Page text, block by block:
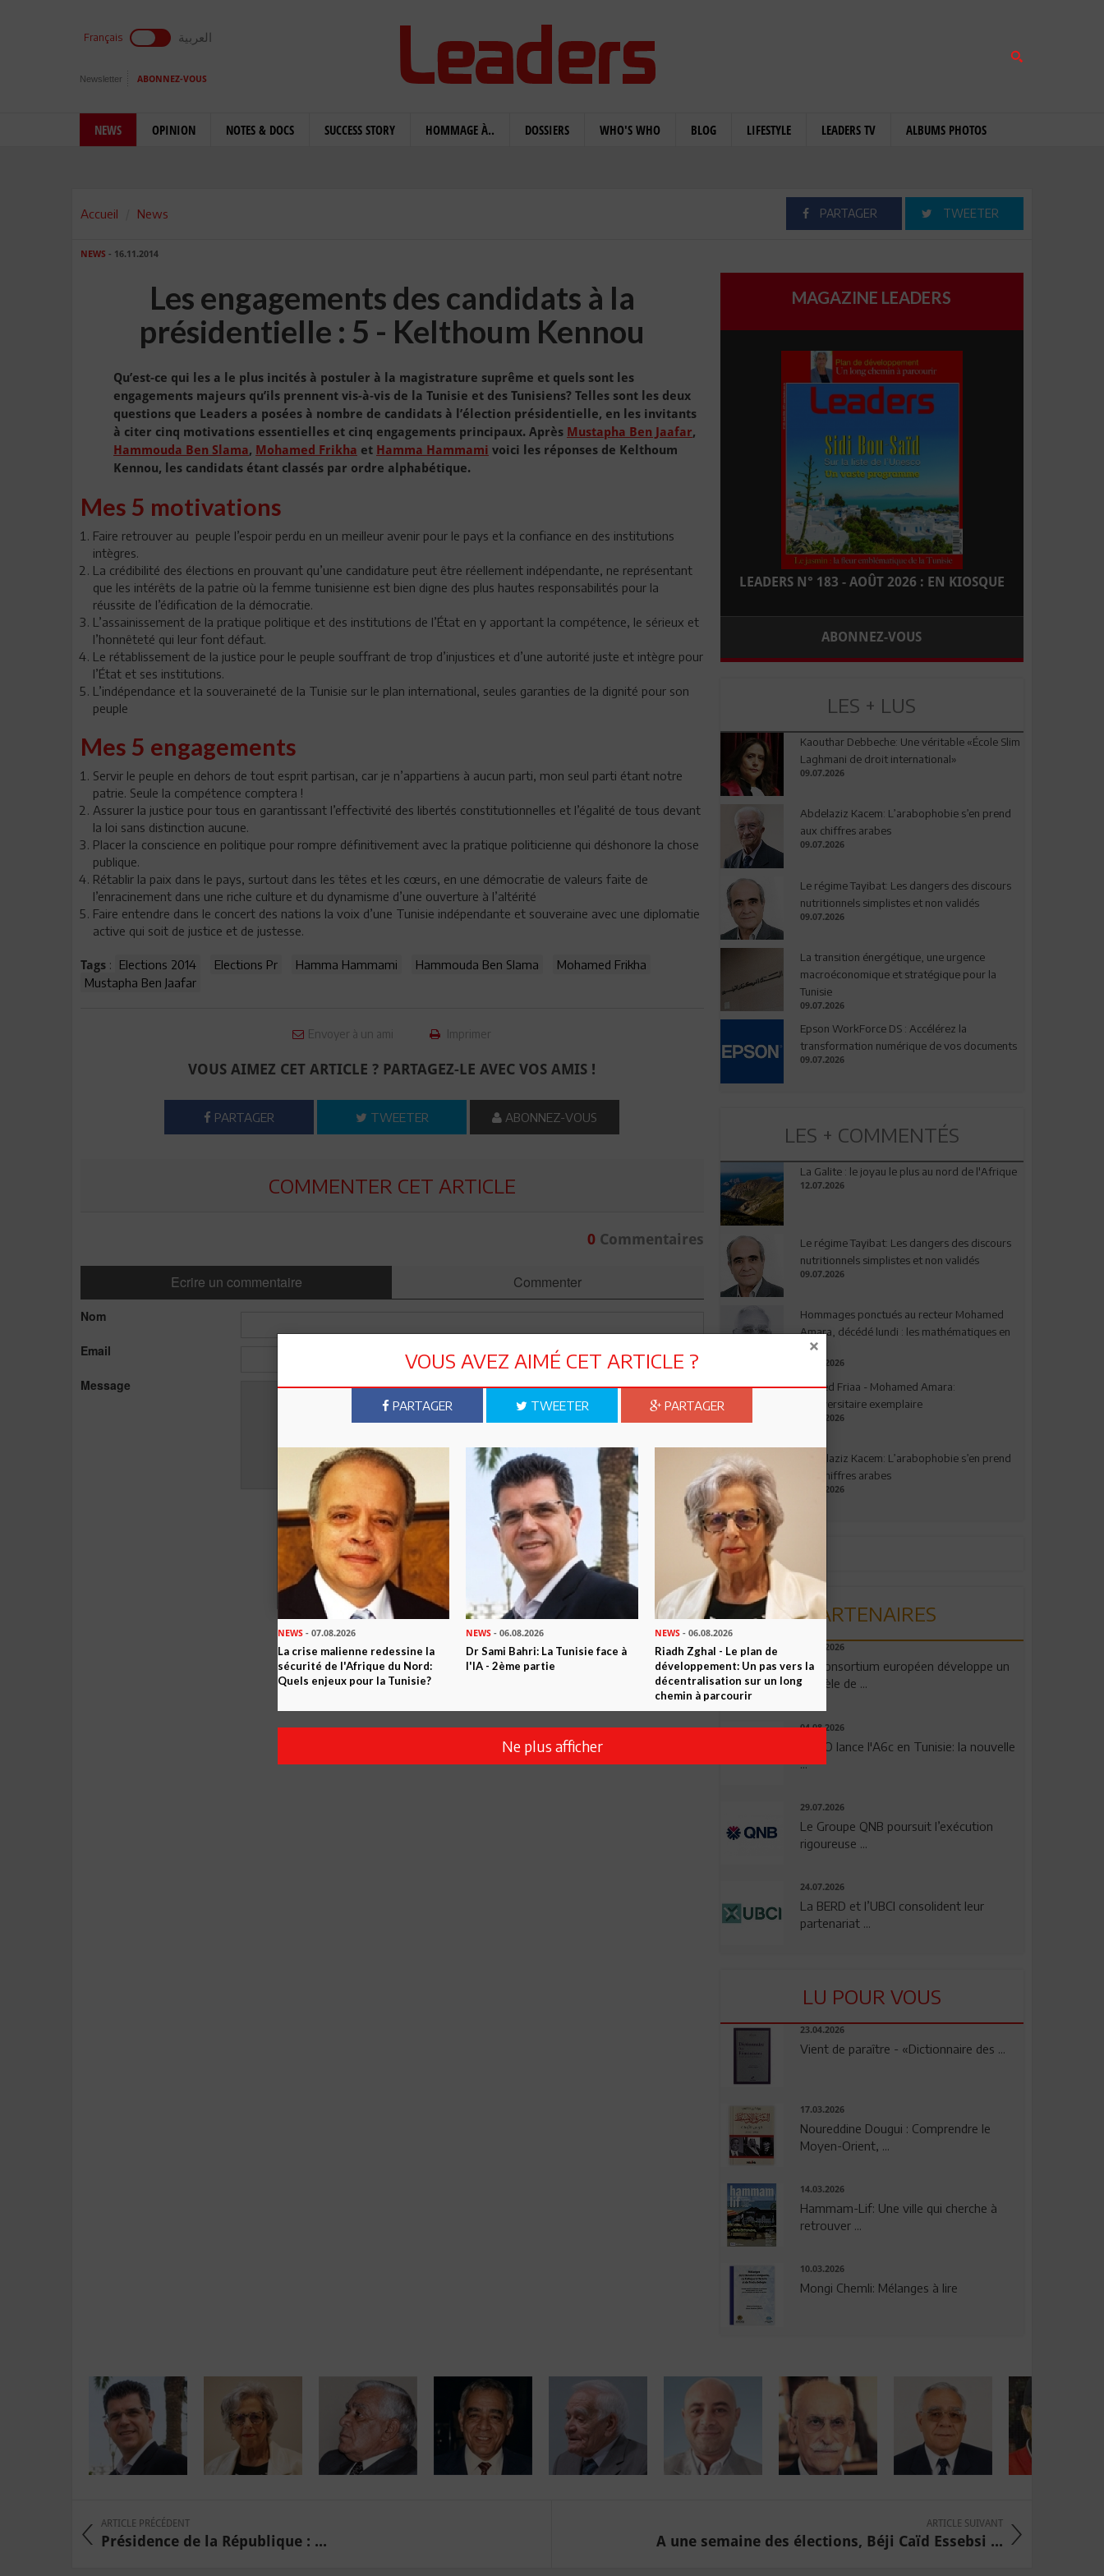
Français العربية
Newsletter ABONNEZ-VOUS
NEWS OPINION NOTES & DOCS SUCCESS STORY HOMMAGE À.. DOSSIERS WHO'S WHO BLOG LIFESTYLE LEADERS TV ALBUMS PHOTOS
Accueil News PARTAGER TWEETER
NEWS - 16.11.2014
Les engagements des candidats à la
présidentielle : 5 - Kelthoum Kennou
Qu’est-ce qui les a le plus incités à postuler à la magistrature suprême et quels sont les
engagements majeurs qu’ils prennent vis-à-vis de la Tunisie et des Tunisiens? Telles sont les deux
questions que Leaders a posées à nombre de candidats à l’élection présidentielle, en les invitants
à citer cinq motivations essentielles et cinq engagements principaux. Après Mustapha Ben Jaafar,
Hammouda Ben Slama, Mohamed Frikha et Hamma Hammami voici les réponses de Kelthoum
Kennou, les candidats étant classés par ordre alphabétique.
Mes 5 motivations
Faire retrouver au peuple l’espoir perdu en un meilleur avenir pour le pays et la confiance en des institutions
intègres.
La crédibilité des élections en prouvant qu’une candidature peut être réellement indépendante, ne représentant
que les intérêts de la patrie où la femme tunisienne est bien digne des plus hautes responsabilités pour la
réussite de l’édification de la démocratie.
L’assainissement de la pratique politique et des institutions de l’État en y apportant la compétence, le sérieux et
l’honnêteté qui leur font défaut.
Le rétablissement de la justice pour le peuple souffrant de trop d’injustices et d’une autorité juste et intègre pour
l’État et ses institutions.
L’indépendance et la souveraineté de la Tunisie sur le plan international, seules garanties de la dignité pour son
peuple
Mes 5 engagements
Servir le peuple en dehors de tout esprit partisan, car je n’appartiens à aucun parti, mon seul parti étant notre
patrie. Seule la compétence comptera !
Assurer la justice pour tous en garantissant l’effectivité des libertés constitutionnelles et l’égalité de tous devant
la loi sans distinction aucune.
Placer la conscience en politique pour rompre définitivement avec la pratique politicienne qui déshonore la chose
publique.
Rétablir la paix dans le pays, surtout dans les têtes et les cœurs, en une démocratie de valeurs faite de
l’enracinement dans une riche culture et du dynamisme d’une ouverture à l’altérité
Faire entendre dans le concert des nations la voix d’une Tunisie indépendante et souveraine avec une diplomatie
active qui soit de justice et de justesse.
Tags : Elections 2014 Elections Pr Hamma Hammami Hammouda Ben Slama
Mohamed Frikha
Mustapha Ben Jaafar
Envoyer à un ami Imprimer
VOUS AIMEZ CET ARTICLE ? PARTAGEZ-LE AVEC VOS AMIS !
PARTAGER TWEETER ABONNEZ-VOUS
COMMENTER CET ARTICLE
0Commentaires
Ecrire un commentaire Commenter
Nom
Email
Message
Envoyer
MAGAZINE LEADERS
LEADERS N° 183 - AOÛT 2026 : EN KIOSQUE
ABONNEZ-VOUS
LES + LUS
Kaouthar Debbeche: Une véritable «École Slim
Laghmani de droit international»
09.07.2026
Abdelaziz Kacem: L’arabophobie s’en prend
aux chiffres arabes
09.07.2026
Le régime Tayibat: Les dangers des discours
nutritionnels simplistes et non validés
09.07.2026
La transition énergétique, une urgence
macroéconomique et stratégique pour la
Tunisie
09.07.2026
Epson WorkForce DS : Accélérez la
transformation numérique de vos documents
09.07.2026
LES + COMMENTÉS
La Galite : le joyau le plus au nord de l'Afrique
12.07.2026
Le régime Tayibat: Les dangers des discours
nutritionnels simplistes et non validés
09.07.2026
Hommages ponctués au recteur Mohamed
Amara, décédé lundi : les mathématiques en
deuil
03.08.2026
Ahmed Friaa - Mohamed Amara:
l’Universitaire exemplaire
04.08.2026
Abdelaziz Kacem: L’arabophobie s’en prend
aux chiffres arabes
09.07.2026
PARTENAIRES
06.08.2026
Un consortium européen développe un
modèle de ...
04.08.2026
OPPO lance l'A6c en Tunisie: la nouvelle
...
29.07.2026
Le Groupe QNB poursuit l’exécution
rigoureuse ...
24.07.2026
La BERD et l’UBCI consolident leur
partenariat ...
LU POUR VOUS
23.04.2026
Vient de paraître - «Dictionnaire des ...
17.03.2026
Noureddine Dougui : Comprendre le
Moyen-Orient, ...
14.03.2026
Hammam-Lif: Une ville qui cherche à
retrouver ...
10.03.2026
Mongi Chemli: Mélanges à lire
ARTICLE PRÉCÉDENT
Présidence de la République : ...
ARTICLE SUIVANT
A une semaine des élections, Béji Caïd Essebsi ...
VOUS AVEZ AIMÉ CET ARTICLE ?
PARTAGER TWEETER PARTAGER
NEWS - 07.08.2026
La crise malienne redessine la
sécurité de l'Afrique du Nord:
Quels enjeux pour la Tunisie?
NEWS - 06.08.2026
Dr Sami Bahri: La Tunisie face à
l'IA - 2ème partie
NEWS- 06.08.2026
Riadh Zghal - Le plan de
développement: Un pas vers la
décentralisation sur un long
chemin à parcourir
Ne plus afficher